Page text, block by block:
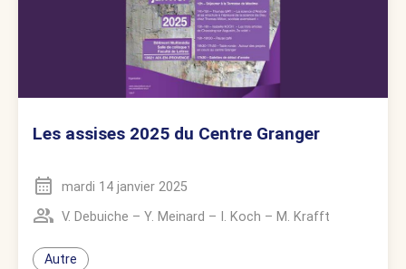
Les assises 2025 du Centre Granger
mardi 14 janvier 2025
V. Debuiche – Y. Meinard – I. Koch – M. Krafft
Autre